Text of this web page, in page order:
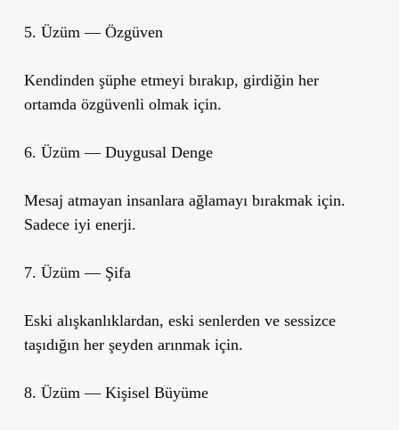
5. Üzüm — Özgüven
Kendinden şüphe etmeyi bırakıp, girdiğin her
ortamda özgüvenli olmak için.
6. Üzüm — Duygusal Denge
Mesaj atmayan insanlara ağlamayı bırakmak için.
Sadece iyi enerji.
7. Üzüm — Şifa
Eski alışkanlıklardan, eski senlerden ve sessizce
taşıdığın her şeyden arınmak için.
8. Üzüm — Kişisel Büyüme